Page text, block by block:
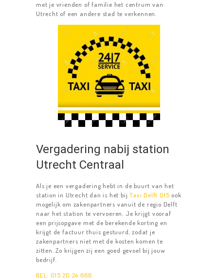
TAXIDIENSTEN
TAXI DELFT
LUCHTHAVENS
RESERVEREN
CONTACT
met je vrienden of familie het centrum van
Utrecht of een andere stad te verkennen.
Vergadering nabij station
Utrecht Centraal
Als je een vergadering hebt in de buurt van het
station in Utrecht dan is het bijTaxi Delft 015 ook
mogelijk om zakenpartners vanuit de regio Delft
naar het station te vervoeren. Je krijgt vooraf
een prijsopgave met de berekende korting en
krijgt de factuur thuis gestuurd, zodat je
zakenpartners niet met de kosten komen te
zitten. Zo krijgen zij een goed gevoel bij jouw
bedrijf.
BEL: 015 20 24 666